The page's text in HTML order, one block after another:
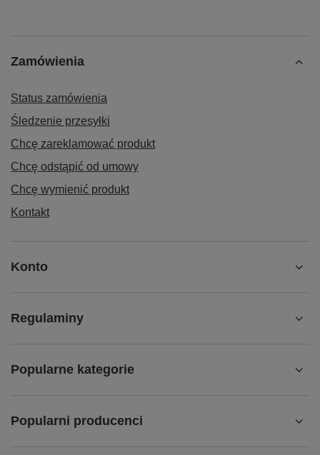
Zamówienia
Status zamówienia
Śledzenie przesyłki
Chcę zareklamować produkt
Chcę odstąpić od umowy
Chcę wymienić produkt
Kontakt
Konto
Regulaminy
Popularne kategorie
Popularni producenci